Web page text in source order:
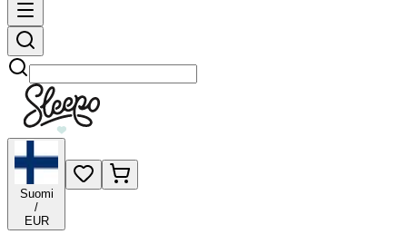
Etsi
Suomi
/
EUR